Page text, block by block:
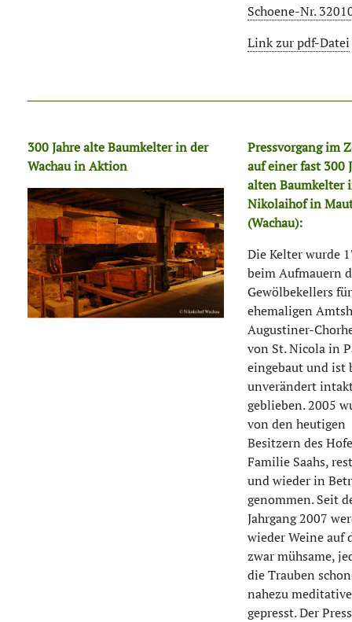
Schoene-Nr.
Link zur pdf-Datei
300 Jahre alte Baumkelter in der
Wachau in Aktion
Pressvorgang im
auf einer fast 300
alten Baumkelter
Nikolaihof in
(Wachau):
Die Kelter wurde
beim Aufmauern
Gewölbekellers
ehemaligen
Augustiner-
von St. Nicola in
eingebaut und ist
unverändert
geblieben. 2005
von den heutigen
Besitzern des
Familie Saahs,
und wieder in
genommen. Seit
Jahrgang 2007
wieder Weine auf
zwar mühsame,
die Trauben
nahezu
gepresst. Der